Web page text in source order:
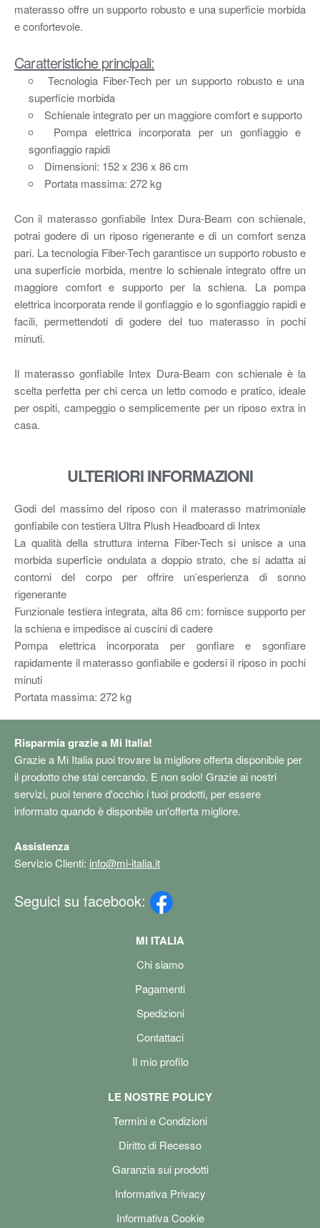
materasso offre un supporto robusto e una superficie morbida
e confortevole.
Caratteristiche principali:
Tecnologia Fiber-Tech per un supporto robusto e una
superficie morbida
Schienale integrato per un maggiore comfort e supporto
Pompa elettrica incorporata per un gonfiaggio e
sgonfiaggio rapidi
Dimensioni: 152 x 236 x 86 cm
Portata massima: 272 kg
Con il materasso gonfiabile Intex Dura-Beam con schienale,
potrai godere di un riposo rigenerante e di un comfort senza
pari. La tecnologia Fiber-Tech garantisce un supporto robusto e
una superficie morbida, mentre lo schienale integrato offre un
maggiore comfort e supporto per la schiena. La pompa
elettrica incorporata rende il gonfiaggio e lo sgonfiaggio rapidi e
facili, permettendoti di godere del tuo materasso in pochi
minuti.
Il materasso gonfiabile Intex Dura-Beam con schienale è la
scelta perfetta per chi cerca un letto comodo e pratico, ideale
per ospiti, campeggio o semplicemente per un riposo extra in
casa.
ULTERIORI INFORMAZIONI
Godi del massimo del riposo con il materasso matrimoniale
gonfiabile con testiera Ultra Plush Headboard di Intex
La qualità della struttura interna Fiber-Tech si unisce a una
morbida superficie ondulata a doppio strato, che si adatta ai
contorni del corpo per offrire un’esperienza di sonno
rigenerante
Funzionale testiera integrata, alta 86 cm: fornisce supporto per
la schiena e impedisce ai cuscini di cadere
Pompa elettrica incorporata per gonfiare e sgonfiare
rapidamente il materasso gonfiabile e godersi il riposo in pochi
minuti
Portata massima: 272 kg
Risparmia grazie a Mi Italia!
Grazie a Mi Italia puoi trovare la migliore offerta disponibile per
il prodotto che stai cercando. E non solo! Grazie ai nostri
servizi, puoi tenere d'occhio i tuoi prodotti, per essere
informato quando è disponbile un'offerta migliore.
Assistenza
Servizio Clienti: info@mi-italia.it
Seguici su facebook:
MI ITALIA
Chi siamo
Pagamenti
Spedizioni
Contattaci
Il mio profilo
LE NOSTRE POLICY
Termini e Condizioni
Diritto di Recesso
Garanzia sui prodotti
Informativa Privacy
Informativa Cookie